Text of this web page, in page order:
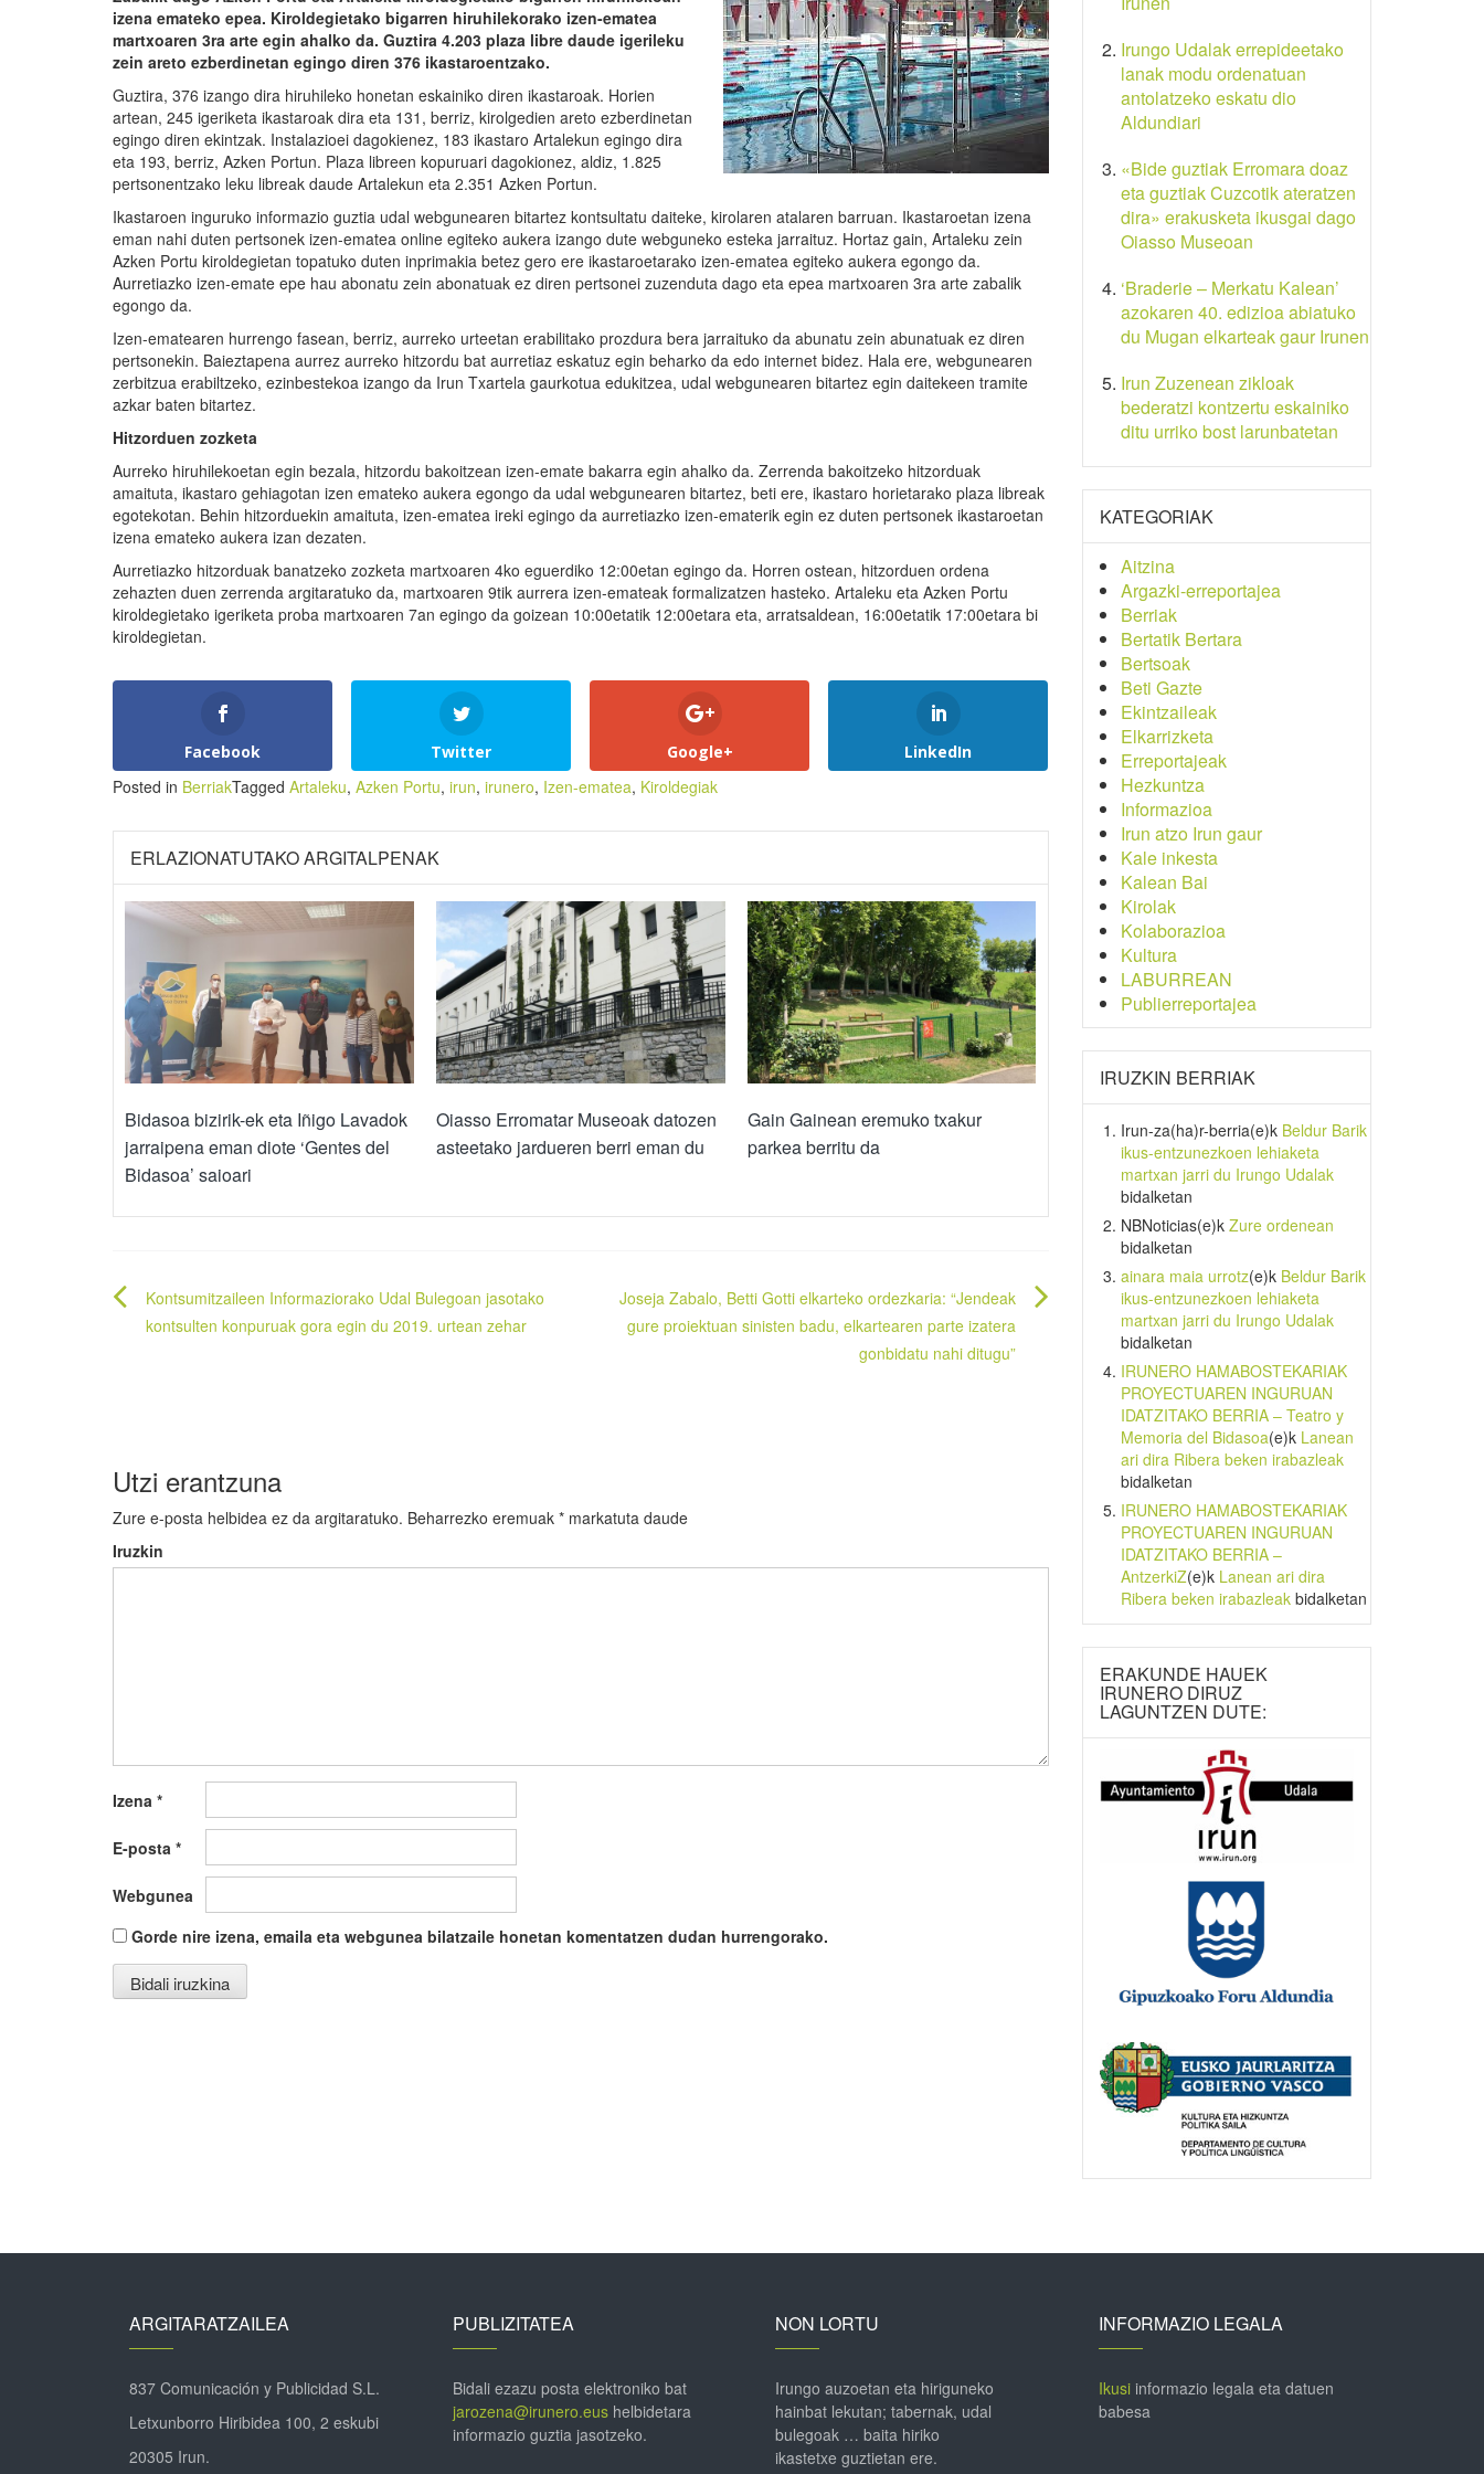
izena emateko epea. Kiroldegietako bigarren hiruhilekorako izen-ematea
martxoaren 3ra arte egin ahalko da. Guztira 4.203 plaza libre daude igerileku
zein areto ezberdinetan egingo diren 376 ikastaroentzako.
Guztira, 376 izango dira hiruhileko honetan eskainiko diren ikastaroak. Horien
artean, 245 igeriketa ikastaroak dira eta 131, berriz, kirolgedien areto ezberdinetan
egingo diren ekintzak. Instalazioei dagokienez, 183 ikastaro Artalekun egingo dira
eta 193, berriz, Azken Portun. Plaza libreen kopuruari dagokionez, aldiz, 1.825
pertsonentzako leku libreak daude Artalekun eta 2.351 Azken Portun.
Ikastaroen inguruko informazio guztia udal webgunearen bitartez kontsultatu daiteke, kirolaren atalaren barruan. Ikastaroetan izena
eman nahi duten pertsonek izen-ematea online egiteko aukera izango dute webguneko esteka jarraituz. Hortaz gain, Artaleku zein
Azken Portu kiroldegietan topatuko duten inprimakia betez gero ere ikastaroetarako izen-ematea egiteko aukera egongo da.
Aurretiazko izen-emate epe hau abonatu zein abonatuak ez diren pertsonei zuzenduta dago eta epea martxoaren 3ra arte zabalik
egongo da.
Izen-ematearen hurrengo fasean, berriz, aurreko urteetan erabilitako prozdura bera jarraituko da abunatu zein abunatuak ez diren
pertsonekin. Baieztapena aurrez aurreko hitzordu bat aurretiaz eskatuz egin beharko da edo internet bidez. Hala ere, webgunearen
zerbitzua erabiltzeko, ezinbestekoa izango da Irun Txartela gaurkotua edukitzea, udal webgunearen bitartez egin daitekeen tramite
azkar baten bitartez.
Hitzorduen zozketa
Aurreko hiruhilekoetan egin bezala, hitzordu bakoitzean izen-emate bakarra egin ahalko da. Zerrenda bakoitzeko hitzorduak
amaituta, ikastaro gehiagotan izen emateko aukera egongo da udal webgunearen bitartez, beti ere, ikastaro horietarako plaza libreak
egotekotan. Behin hitzorduekin amaituta, izen-ematea ireki egingo da aurretiazko izen-ematerik egin ez duten pertsonek ikastaroetan
izena emateko aukera izan dezaten.
Aurretiazko hitzorduak banatzeko zozketa martxoaren 4ko eguerdiko 12:00etan egingo da. Horren ostean, hitzorduen ordena
zehazten duen zerrenda argitaratuko da, martxoaren 9tik aurrera izen-emateak formalizatzen hasteko. Artaleku eta Azken Portu
kiroldegietako igeriketa proba martxoaren 7an egingo da goizean 10:00etatik 12:00etara eta, arratsaldean, 16:00etatik 17:00etara bi
kiroldegietan.
Facebook Twitter Google+ LinkedIn
Posted in BerriakTagged Artaleku, Azken Portu, irun, irunero, Izen-ematea, Kiroldegiak
ERLAZIONATUTAKO ARGITALPENAK
Bidasoa bizirik-ek eta Iñigo Lavadok
jarraipena eman diote ‘Gentes del
Bidasoa’ saioari
Oiasso Erromatar Museoak datozen
asteetako jardueren berri eman du
Gain Gainean eremuko txakur
parkea berritu da
Bidalketetan
zehar
Kontsumitzaileen Informaziorako Udal Bulegoan jasotako
kontsulten konpuruak gora egin du 2019. urtean zehar
Joseja Zabalo, Betti Gotti elkarteko ordezkaria: “Jendeak
gure proiektuan sinisten badu, elkartearen parte izatera
gonbidatu nahi ditugu”
Utzi erantzuna
Zure e-posta helbidea ez da argitaratuko. Beharrezko eremuak * markatuta daude
Iruzkin
Izena *
E-posta *
Webgunea
Gorde nire izena, emaila eta webgunea bilatzaile honetan komentatzen dudan hurrengorako.
Irungo Udalak errepideetako
lanak modu ordenatuan
antolatzeko eskatu dio
Aldundiari
«Bide guztiak Erromara doaz
eta guztiak Cuzcotik ateratzen
dira» erakusketa ikusgai dago
Oiasso Museoan
‘Braderie – Merkatu Kalean’
azokaren 40. edizioa abiatuko
du Mugan elkarteak gaur Irunen
Irun Zuzenean zikloak
bederatzi kontzertu eskainiko
ditu urriko bost larunbatetan
KATEGORIAK
Aitzina
Argazki-erreportajea
Berriak
Bertatik Bertara
Bertsoak
Beti Gazte
Ekintzaileak
Elkarrizketa
Erreportajeak
Hezkuntza
Informazioa
Irun atzo Irun gaur
Kale inkesta
Kalean Bai
Kirolak
Kolaborazioa
Kultura
LABURREAN
Publierreportajea
IRUZKIN BERRIAK
Irun-za(ha)r-berria(e)k Beldur Barik
ikus-entzunezkoen lehiaketa
martxan jarri du Irungo Udalak
bidalketan
NBNoticias(e)k Zure ordenean
bidalketan
ainara maia urrotz(e)k Beldur Barik
ikus-entzunezkoen lehiaketa
martxan jarri du Irungo Udalak
bidalketan
IRUNERO HAMABOSTEKARIAK
PROYECTUAREN INGURUAN
IDATZITAKO BERRIA – Teatro y
Memoria del Bidasoa(e)k Lanean
ari dira Ribera beken irabazleak
bidalketan
IRUNERO HAMABOSTEKARIAK
PROYECTUAREN INGURUAN
IDATZITAKO BERRIA –
AntzerkiZ(e)k Lanean ari dira
Ribera beken irabazleakbidalketan
ERAKUNDE HAUEK
IRUNERO DIRUZ
LAGUNTZEN DUTE:
ARGITARATZAILEA
837 Comunicación y Publicidad S.L.
Letxunborro Hiribidea 100, 2 eskubi
20305 Irun.
PUBLIZITATEA
Bidali ezazu posta elektroniko bat
jarozena@irunero.eushelbidetara
informazio guztia jasotzeko.
NON LORTU
Irungo auzoetan eta hiriguneko
hainbat lekutan; tabernak, udal
bulegoak … baita hiriko
ikastetxe guztietan ere.
INFORMAZIO LEGALA
Ikusiinformazio legala eta datuen
babesa